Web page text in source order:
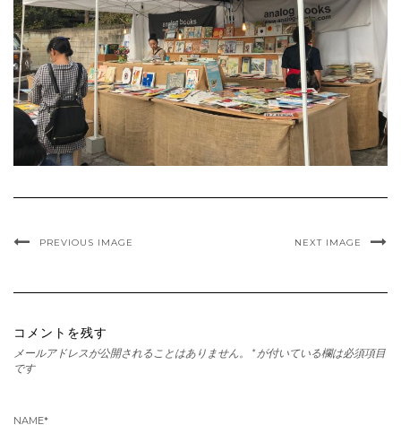
PREVIOUS IMAGE NEXT IMAGE
コメントを残す
メールアドレスが公開されることはありません。 * が付いている欄は必須項目
です
NAME*